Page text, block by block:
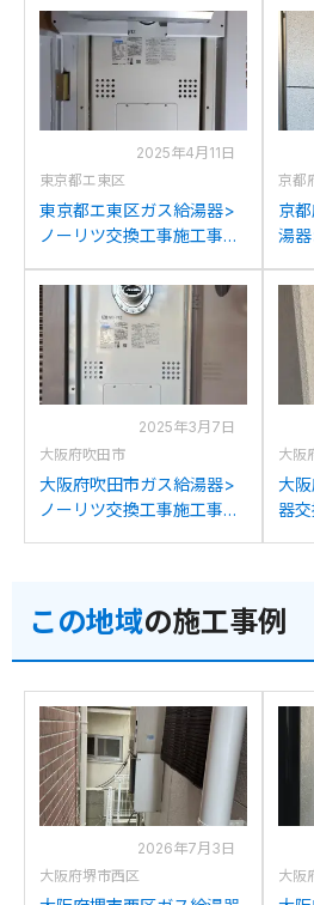
YG2431RTからノーリツ
GQH-2456AW3H-T-DX BL
へ
2025年4月11日
東京都エ東区
東京都エ東区ガス給湯器>
ノーリツ交換工事施工事
らノーリツGQH-
2456AW3H-T-DX BLへの
交換
京都
京
湯
へ
2025年3月7日
大阪府吹田市
大阪府吹田市ガス給湯器>
ノーリツ交換工事施工事
交換
大阪
大
器
この地域の施工事例
2026年7月3日
大阪府堺市西区
大阪